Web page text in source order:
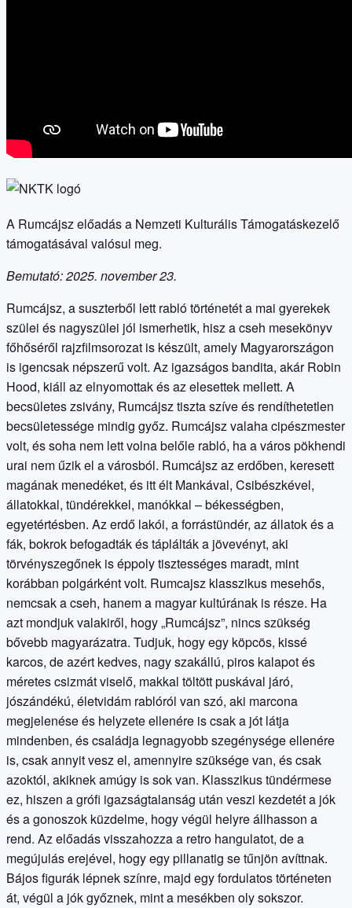
A Rumcájsz előadás a Nemzeti Kulturális Támogatáskezelő
támogatásával valósul meg.
Bemutató: 2025. november 23.
Rumcájsz, a suszterből lett rabló történetét a mai gyerekek
szülei és nagyszülei jól ismerhetik, hisz a cseh mesekönyv
főhőséről rajzfilmsorozat is készült, amely Magyarországon
is igencsak népszerű volt. Az igazságos bandita, akár Robin
Hood, kiáll az elnyomottak és az elesettek mellett. A
becsületes zsivány, Rumcájsz tiszta szíve és rendíthetetlen
becsületessége mindig győz. Rumcájsz valaha cipészmester
volt, és soha nem lett volna belőle rabló, ha a város pökhendi
urai nem űzik el a városból. Rumcájsz az erdőben, keresett
magának menedéket, és itt élt Mankával, Csibészkével,
állatokkal, tündérekkel, manókkal – békességben,
egyetértésben. Az erdő lakói, a forrástündér, az állatok és a
fák, bokrok befogadták és táplálták a jövevényt, aki
törvényszegőnek is éppoly tisztességes maradt, mint
korábban polgárként volt. Rumcajsz klasszikus mesehős,
nemcsak a cseh, hanem a magyar kultúrának is része. Ha
azt mondjuk valakiről, hogy „Rumcájsz”, nincs szükség
bővebb magyarázatra. Tudjuk, hogy egy köpcös, kissé
karcos, de azért kedves, nagy szakállú, piros kalapot és
méretes csizmát viselő, makkal töltött puskával járó,
jószándékú, életvidám rablóról van szó, aki marcona
megjelenése és helyzete ellenére is csak a jót látja
mindenben, és családja legnagyobb szegénysége ellenére
is, csak annyit vesz el, amennyire szüksége van, és csak
azoktól, akiknek amúgy is sok van. Klasszikus tündérmese
ez, hiszen a grófi igazságtalanság után veszi kezdetét a jók
és a gonoszok küzdelme, hogy végül helyre állhasson a
rend. Az előadás visszahozza a retro hangulatot, de a
megújulás erejével, hogy egy pillanatig se tűnjön avíttnak.
Bájos figurák lépnek színre, majd egy fordulatos történeten
át, végül a jók győznek, mint a mesékben oly sokszor.